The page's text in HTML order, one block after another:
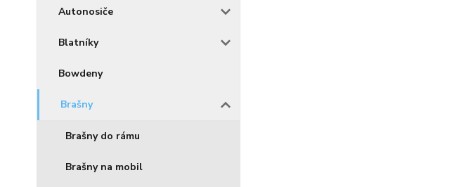
Autonosiče
Blatníky
Bowdeny
Brašny
Brašny do rámu
Brašny na mobil